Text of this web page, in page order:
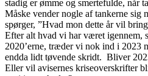
stadig er ømme og smertefulde, når
Måske vender nogle af tankerne sig
spørger, ”Hvad mon dette år vil
Efter alt hvad vi har været igennem,
2020’erne, træder vi nok ind i 2023
endda lidt tøvende skridt. Bliver
Eller vil avisernes kriseoverskrifter